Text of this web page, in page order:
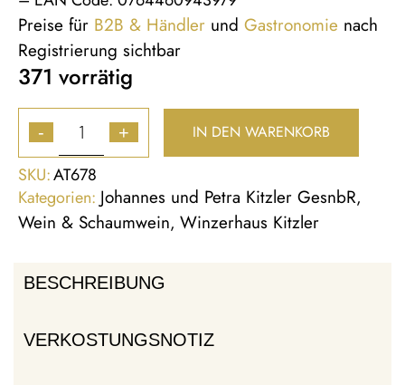
Preise für B2B & Händler und Gastronomie nach
Registrierung sichtbar
371 vorrätig
- + IN DEN WARENKORB
SKU:AT678
Kategorien: Johannes und Petra Kitzler GesnbR,
Wein & Schaumwein, Winzerhaus Kitzler
BESCHREIBUNG
VERKOSTUNGSNOTIZ